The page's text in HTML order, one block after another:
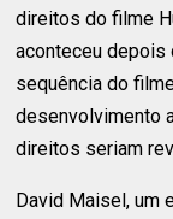
direitos do filme
aconteceu depois
sequência do
desenvolvimento
direitos seriam
David Maisel, um